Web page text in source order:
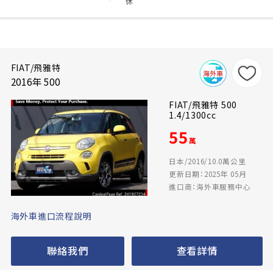
FIAT/飛雅特
2016年 500
FIAT/飛雅特 500
1.4/1300cc
55萬
日本/2016/10.0萬公里
更新日期：2025年 05月
進口商：海外車服務中心
海外車進口流程說明
聯絡我們 查看詳情